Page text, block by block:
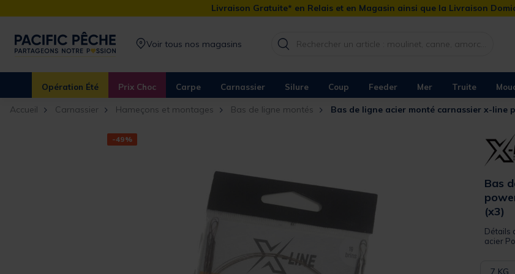
Livraison Gratuite* en Relais et en Magasin ainsi que la Livraison
Voir tous nos magasins
Opération Été Prix Choc Carpe Carnassier Silure Coup Feeder Mer Truite
Accueil Carnassier Hameçons et montages Bas de ligne montés Bas de ligne acier monté carnassier x-line
-49%
Bas
(x3)
Détails
acier
7 KG